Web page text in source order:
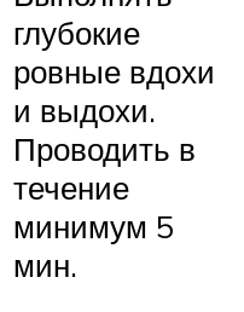
глубокие
ровные вдохи
и выдохи.
Проводить в
течение
минимум 5
мин.